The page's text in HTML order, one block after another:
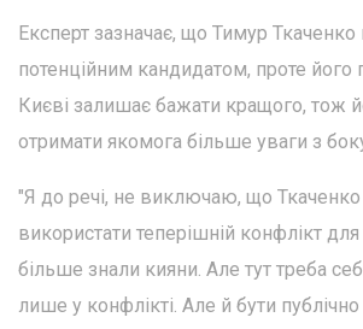
Експерт зазначає, що Тимур
потенційним кандидатом, проте його
Києві залишає бажати кращого, тож
отримати якомога більше уваги з
"Я до речі, не виключаю, що Ткаченко
використати теперішній конфлікт
більше знали кияни. Але тут треба
лише у конфлікті. Але й бути